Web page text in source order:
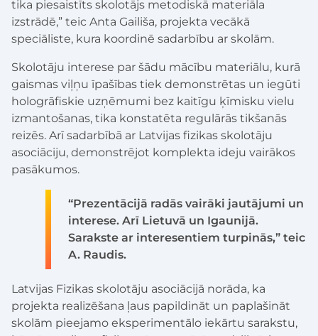
tika piesaistīts skolotājs metodiskā materiāla
izstrādē,” teic Anta Gailiša, projekta vecākā
speciāliste, kura koordinē sadarbību ar skolām.
Skolotāju interese par šādu mācību materiālu, kurā
gaismas viļņu īpašības tiek demonstrētas un iegūti
hologrāfiskie uzņēmumi bez kaitīgu ķīmisku vielu
izmantošanas, tika konstatēta regulārās tikšanās
reizēs. Arī sadarbībā ar Latvijas fizikas skolotāju
asociāciju, demonstrējot komplekta ideju vairākos
pasākumos.
“Prezentācijā radās vairāki jautājumi un
interese. Arī Lietuvā un Igaunijā.
Sarakste ar interesentiem turpinās,” teic
A. Raudis.
Latvijas Fizikas skolotāju asociācijā norāda, ka
projekta realizēšana ļaus papildināt un paplašināt
skolām pieejamo eksperimentālo iekārtu sarakstu,